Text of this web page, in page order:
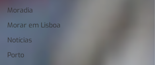
Moradia
Morar em Lisboa
Notícias
Porto